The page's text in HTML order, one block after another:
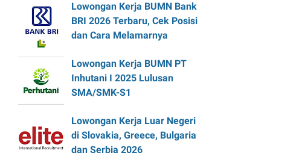
Lowongan Kerja BUMN Bank
BRI 2026 Terbaru, Cek Posisi
dan Cara Melamarnya
Lowongan Kerja BUMN PT
Inhutani I 2025 Lulusan
SMA/SMK-S1
Lowongan Kerja Luar Negeri
di Slovakia, Greece, Bulgaria
dan Serbia 2026